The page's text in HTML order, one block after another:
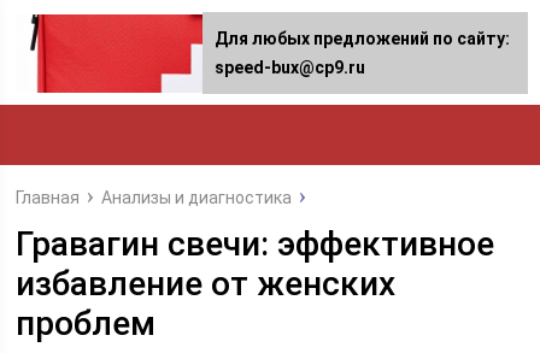
Главная Анализы и диагностика
Гравагин свечи: эффективное
избавление от женских
проблем
Для любых предложений по сайту:
speed-bux@cp9.ru